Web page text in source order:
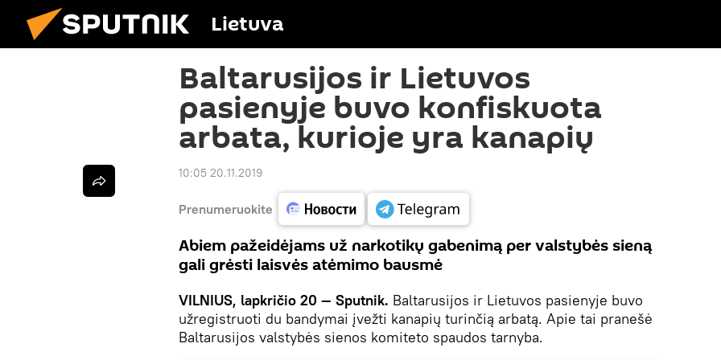
Lietuva
Baltarusijos ir Lietuvos
pasienyje buvo konfiskuota
arbata, kurioje yra kanapių
10:05 20.11.2019
Prenumeruokite
Abiem pažeidėjams už narkotikų gabenimą per valstybės sieną
gali grėsti laisvės atėmimo bausmė
VILNIUS, lapkričio 20 — Sputnik. Baltarusijos ir Lietuvos pasienyje buvo
užregistruoti du bandymai įvežti kanapių turinčią arbatą. Apie tai pranešė
Baltarusijos valstybės sienos komiteto spaudos tarnyba.